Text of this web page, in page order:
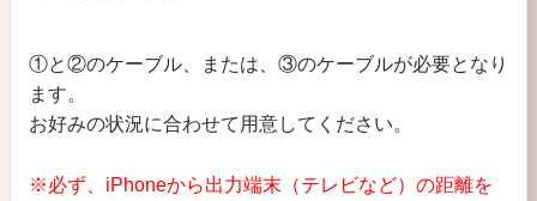
①と②のケーブル、または、③のケーブルが必要となり
ます。
お好みの状況に合わせて用意してください。
※必ず、iPhoneから出力端末（テレビなど）の距離を